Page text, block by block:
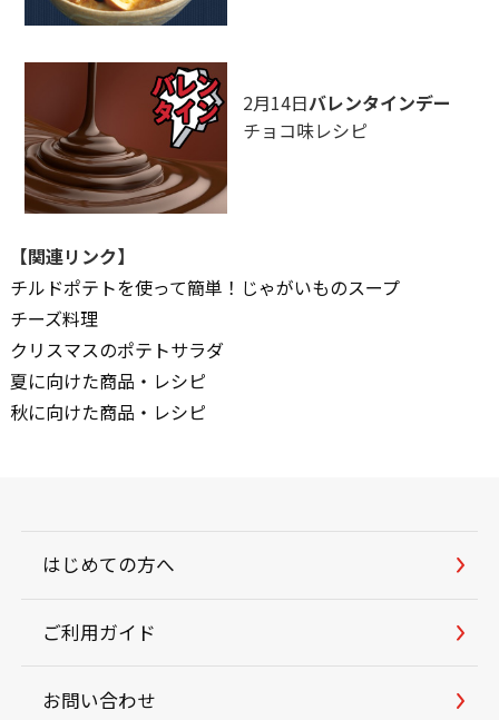
2月14日バレンタインデー
チョコ味レシピ
【関連リンク】
チルドポテトを使って簡単！じゃがいものスープ
チーズ料理
クリスマスのポテトサラダ
夏に向けた商品・レシピ
秋に向けた商品・レシピ
はじめての方へ
ご利用ガイド
お問い合わせ